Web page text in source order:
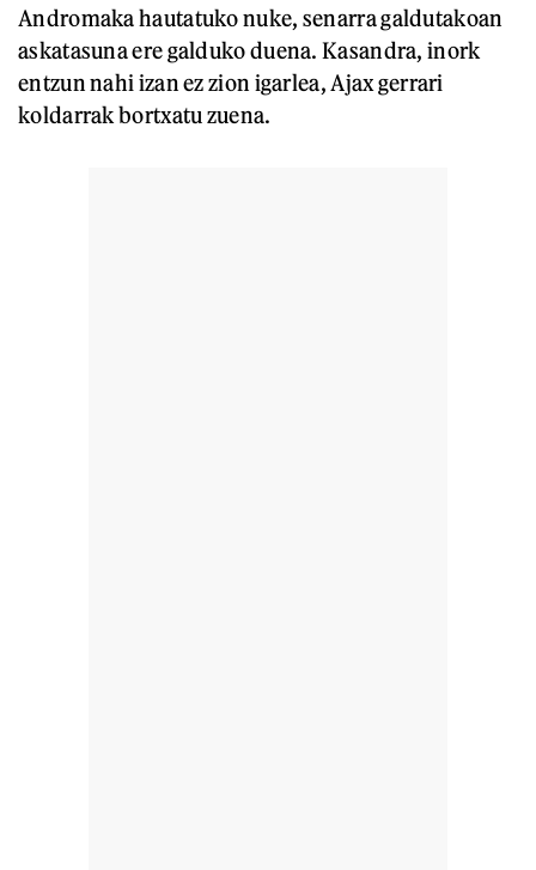
Andromaka hautatuko nuke, senarra galdutakoan
askatasuna ere galduko duena. Kasandra, inork
entzun nahi izan ez zion igarlea, Ajax gerrari
koldarrak bortxatu zuena.